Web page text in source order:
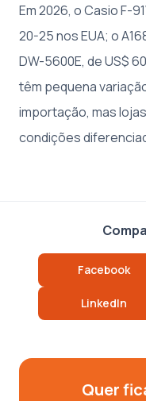
Em 2026, o Casio F-
20-25 nos EUA; o
DW-5600E, de US$
têm pequena
importação, mas
condições
Facebook
LinkedIn
Quer